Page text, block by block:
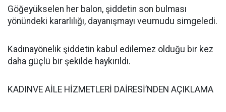
Göğeyükselen her balon, şiddetin son bulması
yönündeki kararlılığı, dayanışmayı veumudu simgeledi.
Kadınayönelik şiddetin kabul edilemez olduğu bir kez
daha güçlü bir şekilde haykırıldı.
KADINVE AİLE HİZMETLERİ DAİRESİ’NDEN AÇIKLAMA